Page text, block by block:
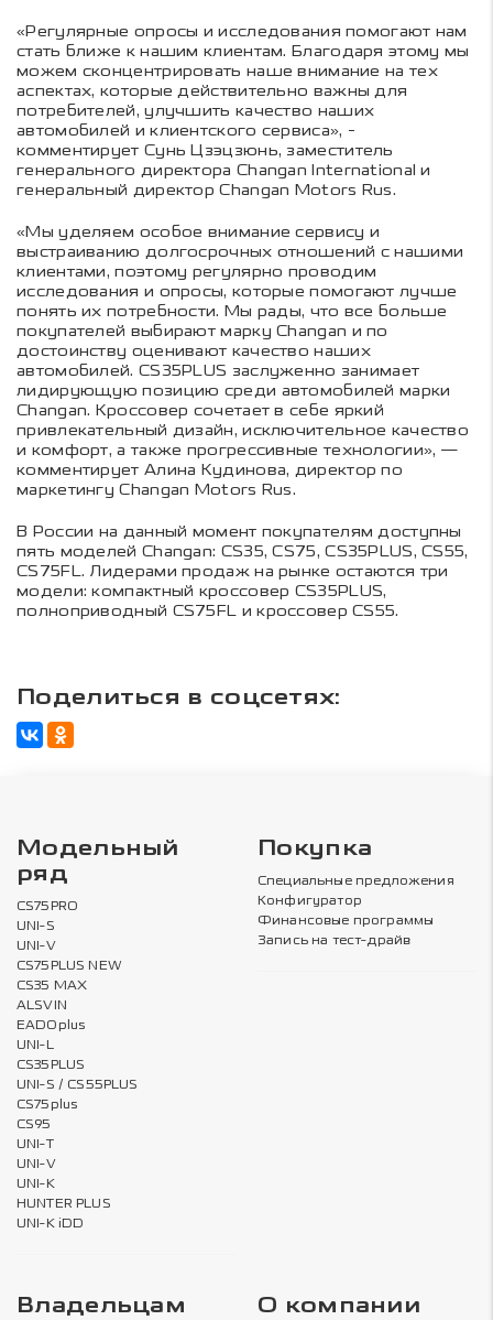
«Регулярные опросы и исследования помогают нам
стать ближе к нашим клиентам. Благодаря этому мы
можем сконцентрировать наше внимание на тех
аспектах, которые действительно важны для
потребителей, улучшить качество наших
автомобилей и клиентского сервиса», -
комментирует Сунь Цзэцзюнь, заместитель
генерального директора Changan International и
генеральный директор Changan Motors Rus.
«Мы уделяем особое внимание сервису и
выстраиванию долгосрочных отношений с нашими
клиентами, поэтому регулярно проводим
исследования и опросы, которые помогают лучше
понять их потребности. Мы рады, что все больше
покупателей выбирают марку Changan и по
достоинству оценивают качество наших
автомобилей. CS35PLUS заслуженно занимает
лидирующую позицию среди автомобилей марки
Changan. Кроссовер сочетает в себе яркий
привлекательный дизайн, исключительное качество
и комфорт, а также прогрессивные технологии», —
комментирует Алина Кудинова, директор по
маркетингу Changan Motors Rus.
В России на данный момент покупателям доступны
пять моделей Changan: CS35, CS75, CS35PLUS, CS55,
CS75FL. Лидерами продаж на рынке остаются три
модели: компактный кроссовер CS35PLUS,
полноприводный CS75FL и кроссовер CS55.
Поделиться в соцсетях:
Модельный
ряд
CS75PRO
UNI-S
UNI-V
CS75PLUS NEW
CS35 MAX
ALSVIN
EADOplus
UNI-L
CS35PLUS
UNI-S / CS55PLUS
CS75plus
CS95
UNI-T
UNI-V
UNI-K
HUNTER PLUS
UNI-K iDD
Покупка
Специальные предложения
Конфигуратор
Финансовые программы
Запись на тест-драйв
Владельцам О компании